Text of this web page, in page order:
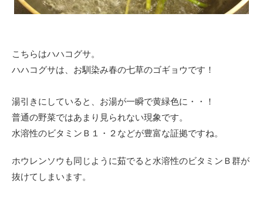
こちらはハハコグサ。
ハハコグサは、お馴染み春の七草のゴギョウです！
湯引きにしていると、お湯が一瞬で黄緑色に・・！
普通の野菜ではあまり見られない現象です。
水溶性のビタミンＢ１・２などが豊富な証拠ですね。
ホウレンソウも同じように茹でると水溶性のビタミンＢ群が
抜けてしまいます。